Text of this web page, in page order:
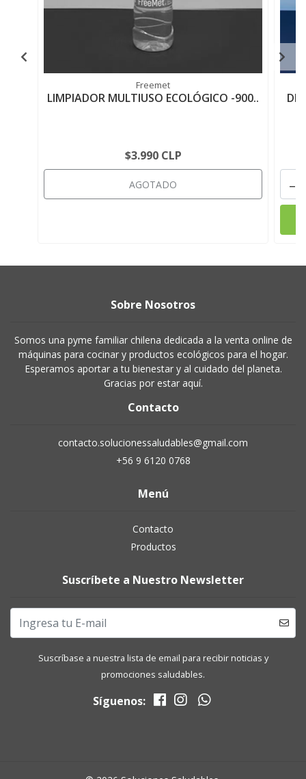
Freemet
LIMPIADOR MULTIUSO ECOLÓGICO -900..
$3.990 CLP
AGOTADO -
Sobre Nosotros
Somos una pyme familiar chilena dedicada a la venta online de
máquinas para cocinar y productos ecológicos para el hogar.
Esperamos aportar a tu bienestar y al cuidado del planeta.
Gracias por estar aquí.
Contacto
contacto.solucionessaludables@gmail.com
+56 9 6120 0768
Menú
Contacto
Productos
Suscríbete a Nuestro Newsletter
Suscríbase a nuestra lista de email para recibir noticias y
promociones saludables.
Síguenos: